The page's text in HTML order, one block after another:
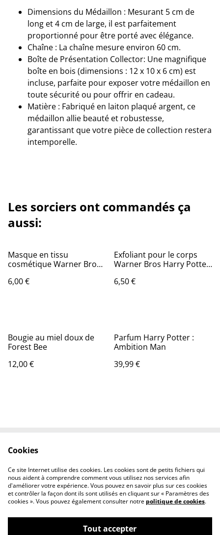
Dimensions du Médaillon : Mesurant 5 cm de
long et 4 cm de large, il est parfaitement
proportionné pour être porté avec élégance.
Chaîne : La chaîne mesure environ 60 cm.
Boîte de Présentation Collector: Une magnifique
boîte en bois (dimensions : 12 x 10 x 6 cm) est
incluse, parfaite pour exposer votre médaillon en
toute sécurité ou pour offrir en cadeau.
Matière : Fabriqué en laiton plaqué argent, ce
médaillon allie beauté et robustesse,
garantissant que votre pièce de collection restera
intemporelle.
Les sorciers ont commandés ça
aussi:
Masque en tissu
cosmétique Warner Bros
6,00 €
Exfoliant pour le corps
Warner Bros Harry Potter
6,50 €
Bougie au miel doux de
Forest Bee
12,00 €
Parfum Harry Potter :
Ambition Man
39,99 €
Privacy Policy
Cookie Policy
Conditions générales
Cookies
Ce site Internet utilise des cookies. Les cookies sont de petits fichiers qui
nous aident à comprendre comment vous utilisez nos services afin
d'améliorer votre expérience. Vous pouvez en savoir plus sur ces cookies
et contrôler la façon dont ils sont utilisés en cliquant sur « Paramètres des
cookies ». Vous pouvez également consulter notre politique de cookies.
Tout accepter